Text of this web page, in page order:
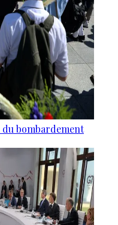
du bombardement